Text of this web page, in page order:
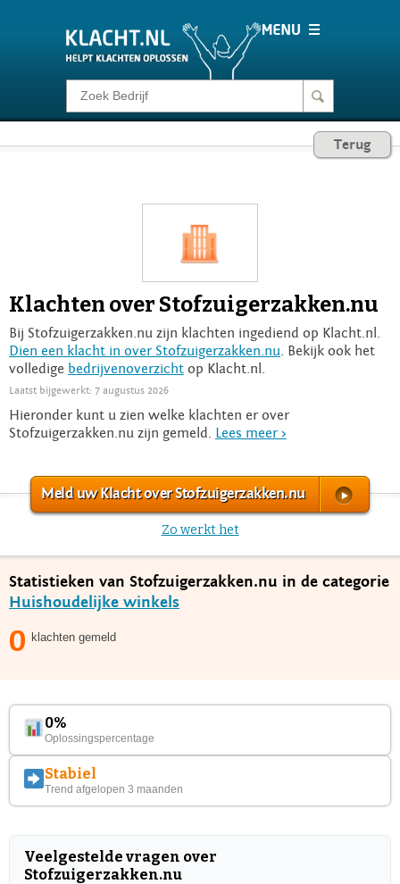
Klacht melden
Login
Terug
Klachten over Stofzuigerzakken.nu
Bij Stofzuigerzakken.nu zijn klachten ingediend op Klacht.nl.
Dien een klacht in over Stofzuigerzakken.nu . Bekijk ook het
volledige bedrijvenoverzicht op Klacht.nl.
Laatst bijgewerkt: 7 augustus 2026
Hieronder kunt u zien welke klachten er over
Stofzuigerzakken.nu zijn gemeld. Lees meer >
Meld uw Klacht over Stofzuigerzakken.nu
Zo werkt het
Statistieken van Stofzuigerzakken.nu in de categorie
Huishoudelijke winkels
0 klachten gemeld
0%
Oplossingspercentage
Stabiel
Trend afgelopen 3 maanden
Veelgestelde vragen over
Stofzuigerzakken.nu